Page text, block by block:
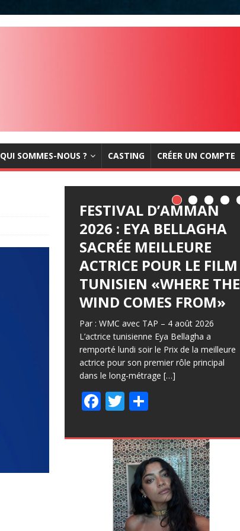
QUI SOMMES-NOUS ? CASTING CRÉER UN COMPTE
FESTIVAL D’AMMAN
2026 : EYA BELLAGHA
SACRÉE MEILLEURE
ACTRICE POUR LE FILM
TUNISIEN «WHERE THE
WIND COMES FROM»
Par : WMC avec TAP – 4 août 2026
L’actrice tunisienne Eya Bellagha a
remporté lundi soir le Prix de la meilleure
actrice pour son premier rôle principal
dans le long-métrage […]
F
e
T
itt
er
P
ta
g
er